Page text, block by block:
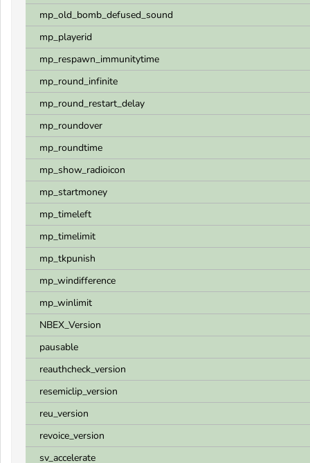
mp_old_bomb_defused_sound
mp_playerid
mp_respawn_immunitytime
mp_round_infinite
mp_round_restart_delay
mp_roundover
mp_roundtime
mp_show_radioicon
mp_startmoney
mp_timeleft
mp_timelimit
mp_tkpunish
mp_windifference
mp_winlimit
NBEX_Version
pausable
reauthcheck_version
resemiclip_version
reu_version
revoice_version
sv_accelerate